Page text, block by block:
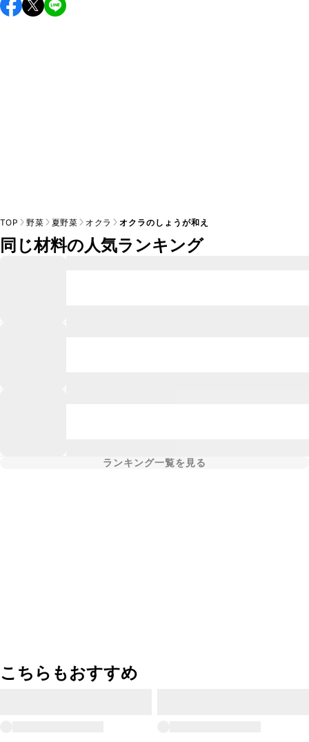
し上がりください。
TOP 野菜 夏野菜 オクラ オクラのしょうが和え
同じ材料の人気ランキング
ランキング一覧を見る
こちらもおすすめ